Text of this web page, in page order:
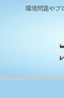
環境問題やプ